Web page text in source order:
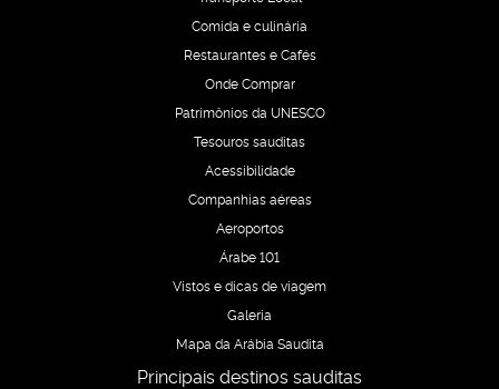
Comida e culinária
Restaurantes e Cafés
Onde Comprar
Patrimônios da UNESCO
Tesouros sauditas
Acessibilidade
Companhias aéreas
Aeroportos
Árabe 101
Vistos e dicas de viagem
Galeria
Mapa da Arábia Saudita
Principais destinos sauditas